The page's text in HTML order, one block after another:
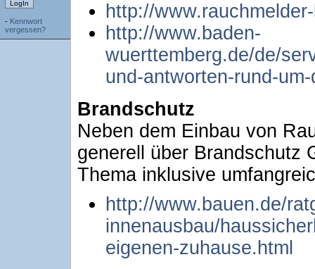
- Kennwort
vergessen?
http://
http://www.baden-
wuerttemberg.de/de/
und-antworten-rund-
Brandschutz
Neben dem Einbau von
generell über Brandschutz
Thema inklusive
http://www.bauen.de/
innenausbau/
eigenen-zuhause.html